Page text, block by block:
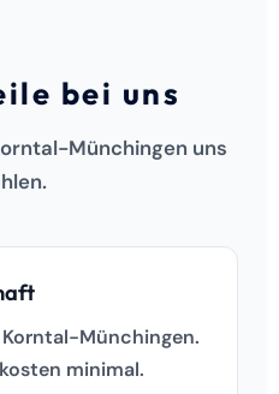
bei uns
Münchingen uns
Münchingen.
minimal.